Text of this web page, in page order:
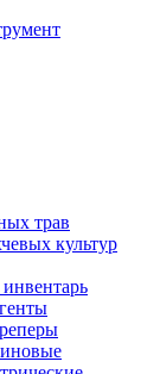
трав
культур